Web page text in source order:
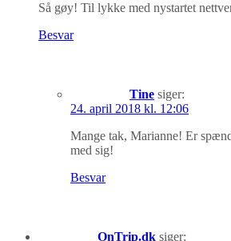
Så gøy! Til lykke med nystartet
Besvar
Tine siger:
24. april 2018 kl. 12:06
Mange tak, Marianne! Er
med sig!
Besvar
OnTrip.dk siger: